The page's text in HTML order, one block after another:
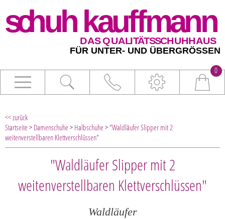
0
<< zurück
Startseite> Damenschuhe> Halbschuhe> "Waldläufer Slipper mit 2
weitenverstellbaren Klettverschlüssen"
"Waldläufer Slipper mit 2
weitenverstellbaren Klettverschlüssen"
Waldläufer